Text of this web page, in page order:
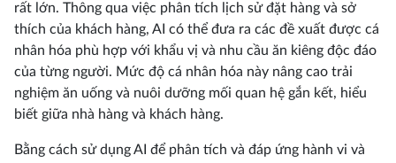
rất lớn. Thông qua việc phân tích lịch sử đặt hàng và sở
thích của khách hàng, AI có thể đưa ra các đề xuất được cá
nhân hóa phù hợp với khẩu vị và nhu cầu ăn kiêng độc đáo
của từng người. Mức độ cá nhân hóa này nâng cao trải
nghiệm ăn uống và nuôi dưỡng mối quan hệ gắn kết, hiểu
biết giữa nhà hàng và khách hàng.
Bằng cách sử dụng AI để phân tích và đáp ứng hành vi và